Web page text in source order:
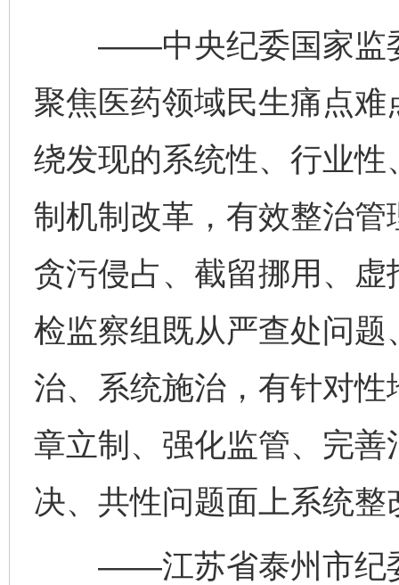
——中央纪委国家监委
聚焦医药领域民生痛点难
绕发现的系统性、行业
制机制改革，有效整治
贪污侵占、截留挪用、
检监察组既从严查处问
治、系统施治，有针对
章立制、强化监管、完
决、共性问题面上系统
——江苏省泰州市纪委